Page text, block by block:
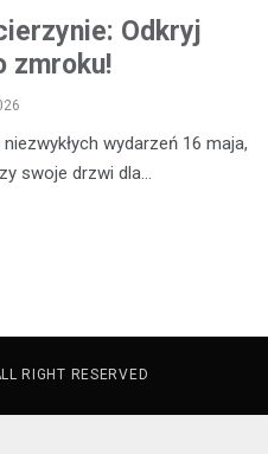
Odkryj
zmroku!
wydarzeń 16 maja,
swoje drzwi dla…
RIGHT RESERVED